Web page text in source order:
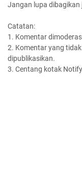
Jangan lupa
Catatan:
1. Komentar
2. Komentar yang
dipublikasikan.
3. Centang kotak